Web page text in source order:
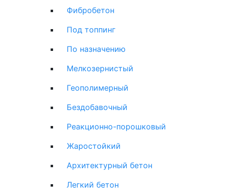
Фибробетон
Под топпинг
По назначению
Мелкозернистый
Геополимерный
Бездобавочный
Реакционно-порошковый
Жаростойкий
Архитектурный бетон
Легкий бетон